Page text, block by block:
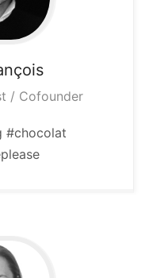
/ Cofounder
#chocolat